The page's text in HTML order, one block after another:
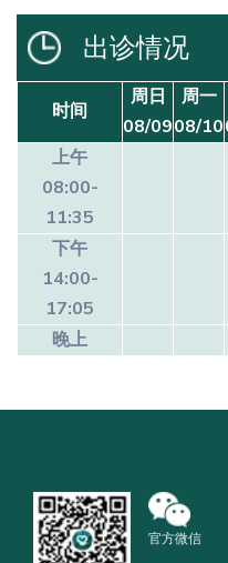
出诊情况
时间
周日
08/09
周一
08/10
上午
08:00-
11:35
下午
14:00-
17:05
晚上
官方微信